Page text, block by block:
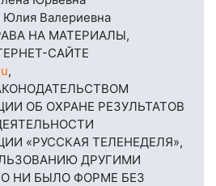
Юлия Валериевна
НА МАТЕРИАЛЫ,
САЙТЕ
,
ОБ ОХРАНЕ РЕЗУЛЬТАТОВ
«РУССКАЯ ТЕЛЕНЕДЕЛЯ»,
ДРУГИМИ
НИ БЫЛО ФОРМЕ БЕЗ